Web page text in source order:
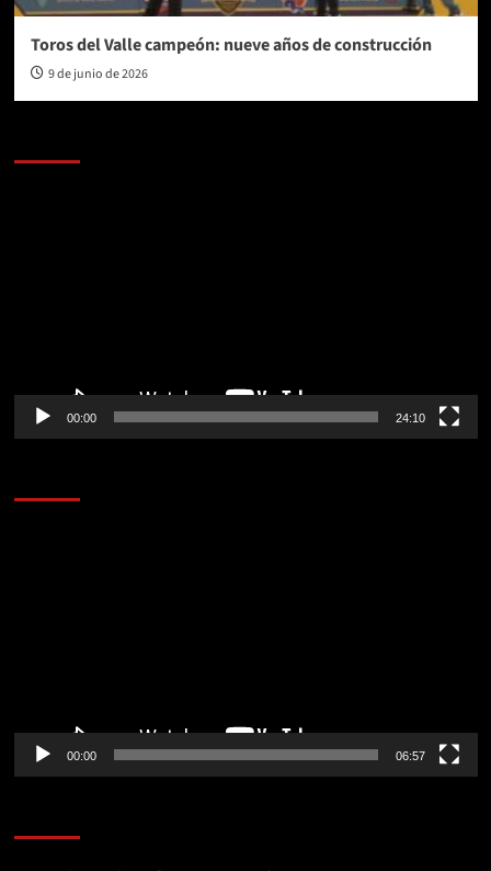
Toros del Valle campeón: nueve años de construcción
9 de junio de 2026
00:00 24:10
00:00 06:57